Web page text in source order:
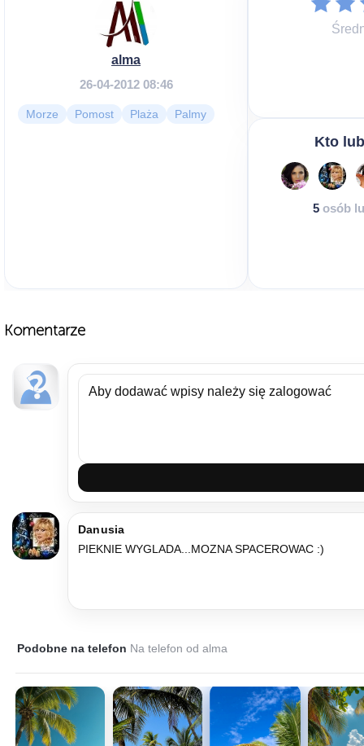
alma
26-04-2012 08:46
Morze Pomost Plaża Palmy
Kto
5osób
Komentarze
Danusia
PIEKNIE WYGLADA...MOZNA SPACEROWAC :)
Podobne na telefon Na telefon od alma